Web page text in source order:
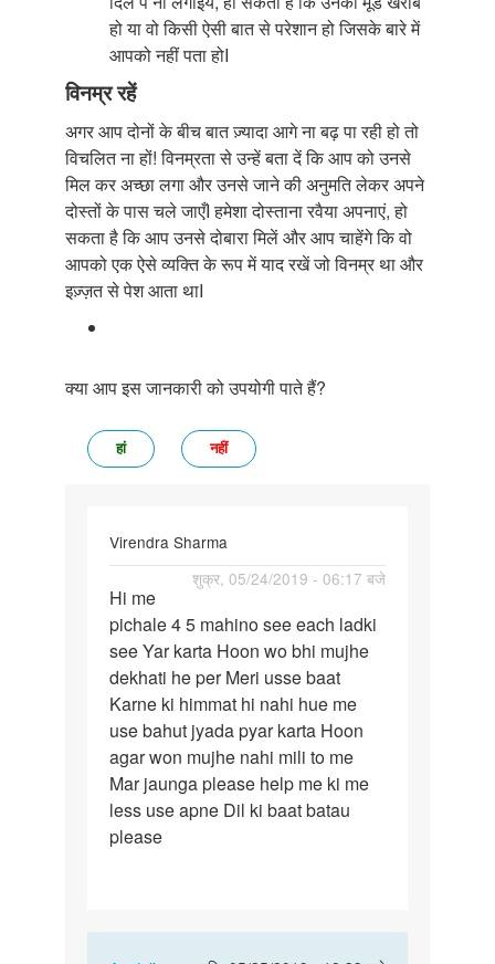
हो या वो किसी ऐसी बात से परेशान हो जिसके बारे में
आपको नहीं पता होI
विनम्र रहें
अगर आप दोनों के बीच बात ज़्यादा आगे ना बढ़ पा रही हो तो
विचलित ना हों! विनम्रता से उन्हें बता दें कि आप को उनसे
मिल कर अच्छा लगा और उनसे जाने की अनुमति लेकर अपने
दोस्तों के पास चले जाएँI हमेशा दोस्ताना रवैया अपनाएं, हो
सकता है कि आप उनसे दोबारा मिलें और आप चाहेंगे कि वो
आपको एक ऐसे व्यक्ति के रूप में याद रखें जो विनम्र था और
इज़्ज़त से पेश आता थाI
क्या आप इस जानकारी को उपयोगी पाते हैं?
हां नहीं
Virendra Sharma
शुक्र, 05/24/2019 - 06:17 बजे
Hi
me
pichale
4
5
mahino
see…
Hi me
pichale 4 5 mahino see each ladki
see Yar karta Hoon wo bhi mujhe
dekhati he per Meri usse baat
Karne ki himmat hi nahi hue me
use bahut jyada pyar karta Hoon
agar won mujhe nahi mili to me
Mar jaunga please help me ki me
less use apne Dil ki baat batau
please